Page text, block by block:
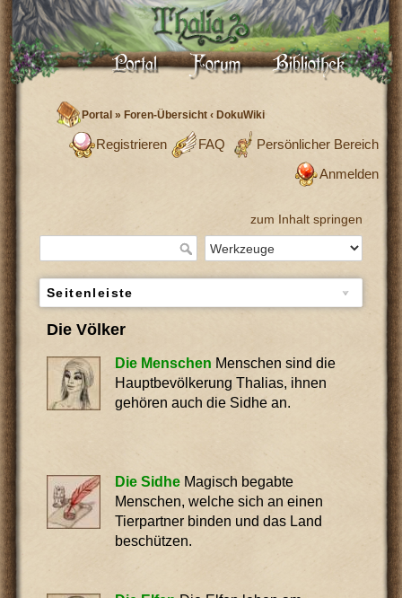
Portal »Foren-Übersicht ‹ DokuWiki
Persönlicher Bereich
FAQ
Registrieren
Anmelden